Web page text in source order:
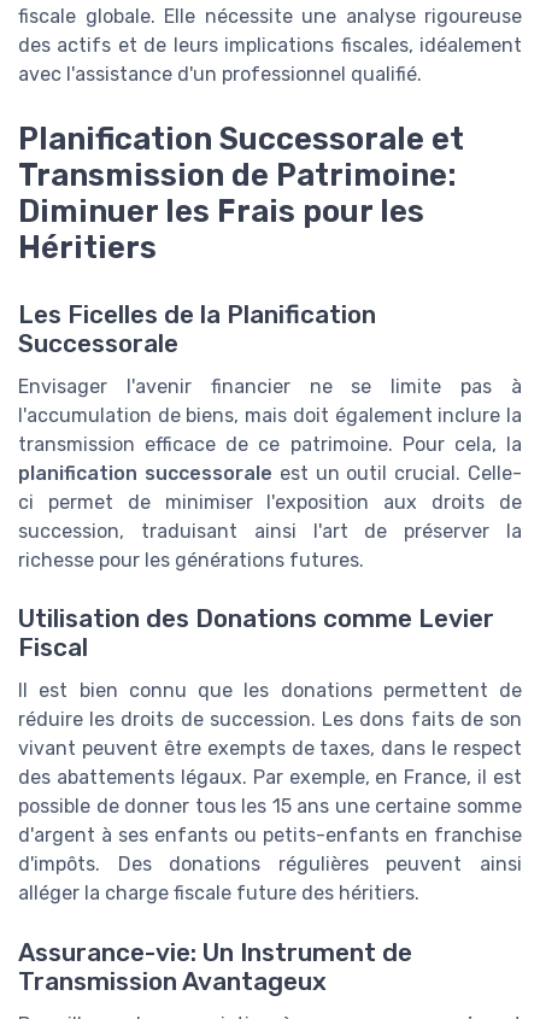
fiscale globale. Elle nécessite une analyse rigoureuse
des actifs et de leurs implications fiscales, idéalement
avec l'assistance d'un professionnel qualifié.
Planification Successorale et
Transmission de Patrimoine:
Diminuer les Frais pour les
Héritiers
Les Ficelles de la Planification
Successorale
Envisager l'avenir financier ne se limite pas à
l'accumulation de biens, mais doit également inclure la
transmission efficace de ce patrimoine. Pour cela, la
planification successorale est un outil crucial. Celle-
ci permet de minimiser l'exposition aux droits de
succession, traduisant ainsi l'art de préserver la
richesse pour les générations futures.
Utilisation des Donations comme Levier
Fiscal
Il est bien connu que les donations permettent de
réduire les droits de succession. Les dons faits de son
vivant peuvent être exempts de taxes, dans le respect
des abattements légaux. Par exemple, en France, il est
possible de donner tous les 15 ans une certaine somme
d'argent à ses enfants ou petits-enfants en franchise
d'impôts. Des donations régulières peuvent ainsi
alléger la charge fiscale future des héritiers.
Assurance-vie: Un Instrument de
Transmission Avantageux